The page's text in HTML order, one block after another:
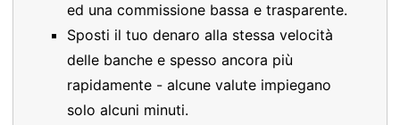
ed una commissione bassa e trasparente.
Sposti il tuo denaro alla stessa velocità
delle banche e spesso ancora più
rapidamente - alcune valute impiegano
solo alcuni minuti.